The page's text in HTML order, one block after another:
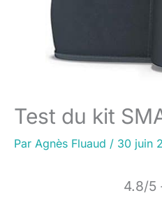
Test du kit
Par Agnès Fluaud / 30 juin
4.8/5